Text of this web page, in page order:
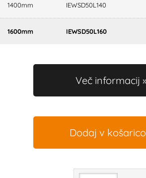
1400mm IEWSD50L140
1600mm IEWSD50L160
Več informacij
Dodaj v košarico